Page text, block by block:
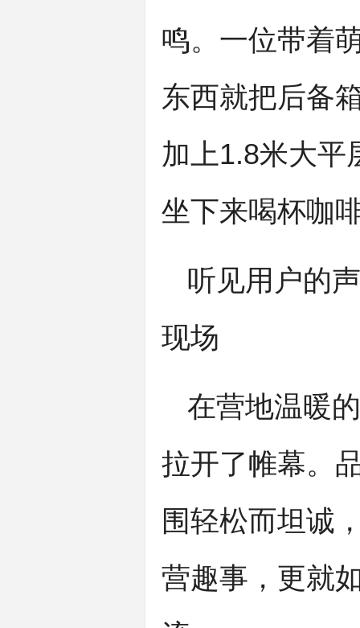
鸣。一位带着
东西就把后备
加上1.8米大平
坐下来喝杯咖
听见用户的
现场
在营地温暖
拉开了帷幕。
围轻松而坦诚
营趣事，更就